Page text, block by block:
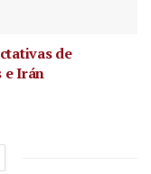
de
e Irán